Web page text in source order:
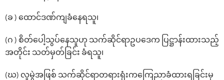
(ခ ) ‌ထောင်ဒဏ်ကျခံ‌နေရသူ၊
(ဂ ) စိတ်‌ပေါ့သွပ်‌နေသူဟု သက်ဆိုင်ရာဥပ‌ဒေက ပြဋ္ဌာန်းထားသည့်
အတိုင်း သတ်မှတ်ခြင်း ခံရသူ၊
(ဃ) လူမွဲအဖြစ် သက်ဆိုင်ရာတရားရုံးက‌ကြေညာခံထားရခြင်းမှ